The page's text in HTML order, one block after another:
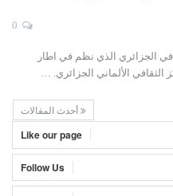
الجزائري الذي نظم في اطار
الثقافي الألماني الجزائري.
أحدث المقالات
Like our page
Follow Us